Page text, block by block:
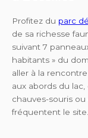
Profitez du parc
de sa richesse
suivant 7
habitants » du
aller à la
aux abords du lac,
chauves-souris
fréquentent le site.